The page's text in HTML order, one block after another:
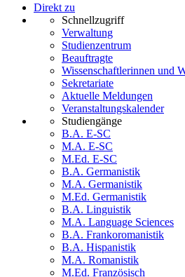
Direkt zu
Schnellzugriff
Verwaltung
Studienzentrum
Beauftragte
Wissenschaftlerinnen und
Sekretariate
Aktuelle Meldungen
Veranstaltungskalender
Studiengänge
B.A. E-SC
M.A. E-SC
M.Ed. E-SC
B.A. Germanistik
M.A. Germanistik
M.Ed. Germanistik
B.A. Linguistik
M.A. Language Sciences
B.A. Frankoromanistik
B.A. Hispanistik
M.A. Romanistik
M.Ed. Französisch